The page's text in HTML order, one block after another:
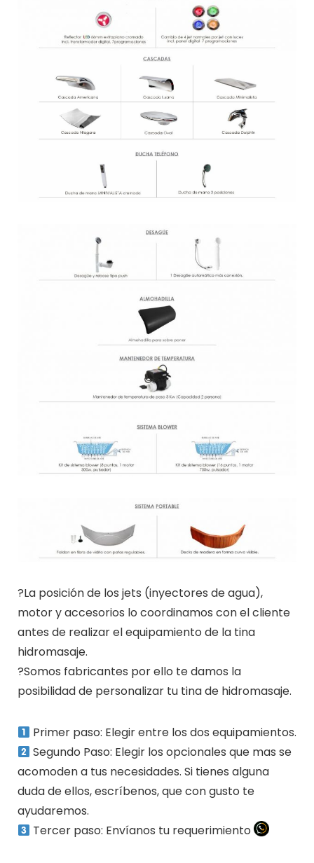
?La posición de los jets (inyectores de agua),
motor y accesorios lo coordinamos con el cliente
antes de realizar el equipamiento de la tina
hidromasaje.
?Somos fabricantes por ello te damos la
posibilidad de personalizar tu tina de hidromasaje.
Primer paso: Elegir entre los dos equipamientos.
Segundo Paso: Elegir los opcionales que mas se
acomoden a tus necesidades. Si tienes alguna
duda de ellos, escríbenos, que con gusto te
ayudaremos.
Tercer paso: Envíanos tu requerimiento